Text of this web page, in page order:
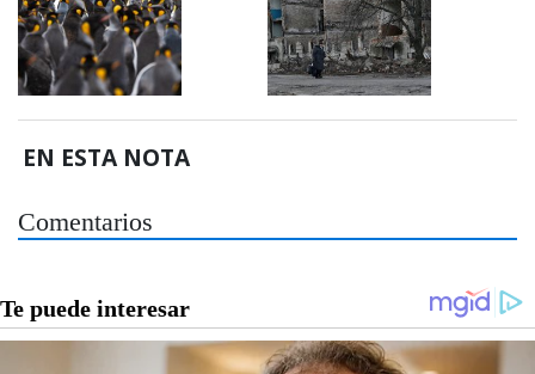
EN ESTA NOTA
Comentarios